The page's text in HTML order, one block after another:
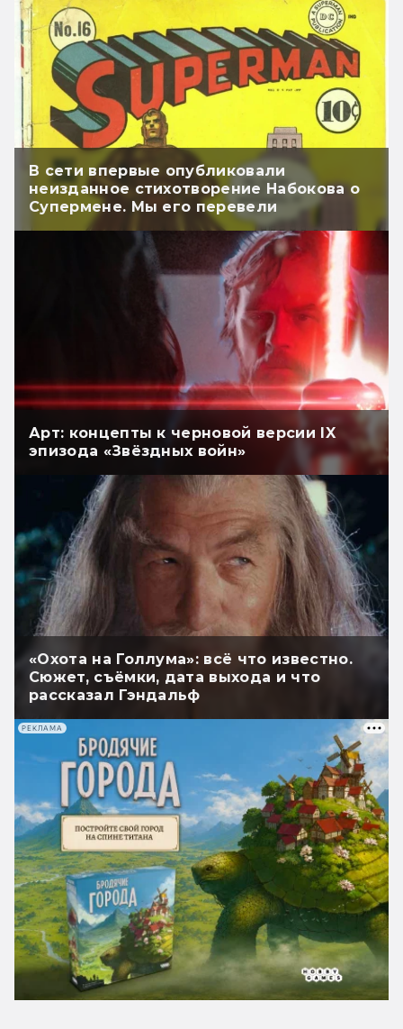
В сети впервые опубликовали
неизданное стихотворение Набокова о
Супермене. Мы его перевели
Арт: концепты к черновой версии IX
эпизода «Звёздных войн»
«Охота на Голлума»: всё что известно.
Сюжет, съёмки, дата выхода и что
рассказал Гэндальф
РЕКЛАМА